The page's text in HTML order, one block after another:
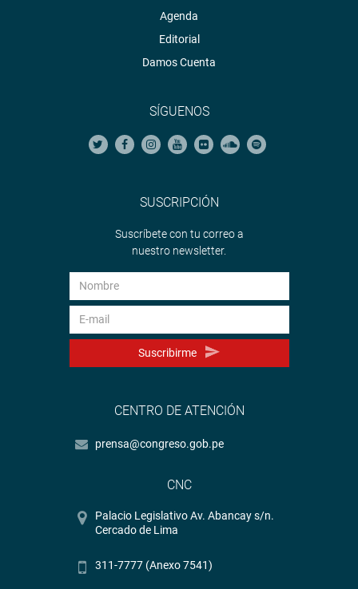
Agenda
Editorial
Damos Cuenta
SÍGUENOS
SUSCRIPCIÓN
Suscríbete con tu correo a
nuestro newsletter.
Suscribirme
CENTRO DE ATENCIÓN
prensa@congreso.gob.pe
CNC
Palacio Legislativo Av. Abancay s/n.
Cercado de Lima
311-7777 (Anexo 7541)